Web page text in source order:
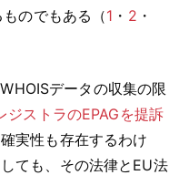
のでもある（1 ・ 2 ・
データの収集の限
ジストラのEPAGを提訴
実性も存在するわけ
ても、その法律とEU法